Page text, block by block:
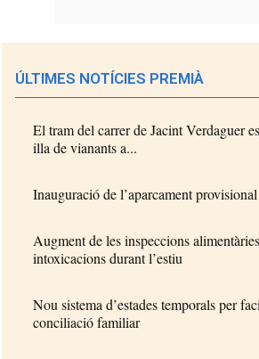
ÚLTIMES NOTÍCIES PREMIÀ
El tram del carrer de Jacint Verdaguer
illa de vianants a...
Inauguració de l’aparcament
Augment de les inspeccions
intoxicacions durant l’estiu
Nou sistema d’estades temporals per
conciliació familiar